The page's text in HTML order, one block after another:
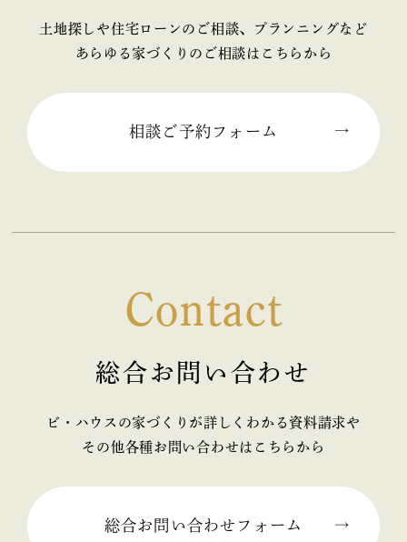
土地探しや住宅ローンのご相談、プランニングなど
あらゆる家づくりのご相談はこちらから
相談ご予約フォーム
Contact
総合お問い合わせ
ビ・ハウスの家づくりが詳しくわかる資料請求や
その他各種お問い合わせはこちらから
総合お問い合わせフォーム